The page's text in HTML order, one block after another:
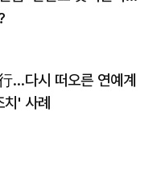
…다시 떠오른 연예계
' 사례